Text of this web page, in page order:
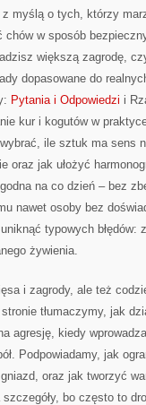
z myślą o tych, którzy
w sposób
większą zagrodę,
dopasowane do
Pytania i Odpowiedzi i
kur i kogutów w
ile sztuk ma sens
oraz jak ułożyć
na co dzień – bez
nawet osoby bez
typowych błędów:
żywienia.
i zagrody, ale też
tłumaczymy, jak
agresję, kiedy
Podpowiadamy, jak
oraz jak tworzyć
bo często to